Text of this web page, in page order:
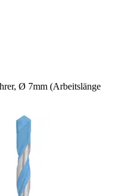
Ø 7mm (Arbeitslänge